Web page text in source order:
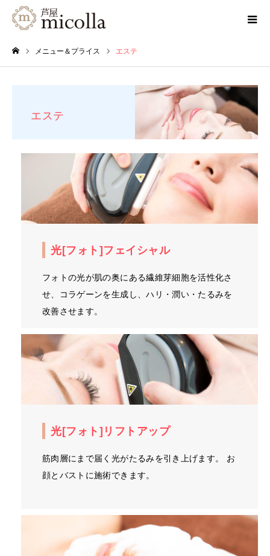
メニュー＆プライス エステ
エステ
光[フォト]フェイシャル
フォトの光が肌の奥にある繊維芽細胞を活性化さ
せ、コラゲーンを生成し、ハリ・潤い・たるみを
改善させます。
光[フォト]リフトアップ
筋肉層にまで届く光がたるみを引き上げます。 お
顔とバストに施術できます。